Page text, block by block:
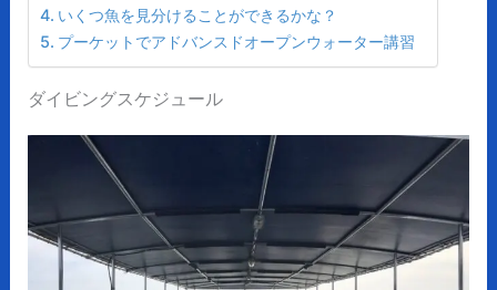
いくつ魚を見分けることができるかな？
プーケットでアドバンスドオープンウォーター講習
ダイビングスケジュール